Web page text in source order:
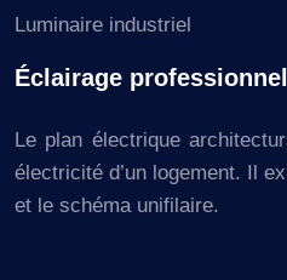
Luminaire industriel
Éclairage professionnel
Le plan électrique
électricité d’un logement. Il
et le schéma unifilaire.